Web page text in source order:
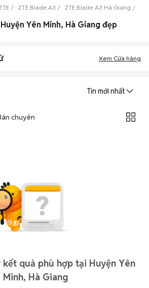
ZTE Blade A3 ZTE Blade A3 Hà Giang
Yên Minh, Hà Giang đẹp
Xem Cửa hàng
Tin mới nhất
chuyên
quả phù hợp tại Huyện Yên
Minh, Hà Giang